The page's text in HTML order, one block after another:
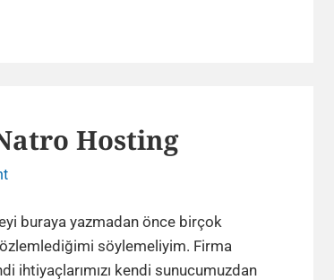
Hosting
on
Hosting
Firması
:
buraya yazmadan önce birçok
söylemeliyim. Firma
ihtiyaçlarımızı kendi sunucumuzdan